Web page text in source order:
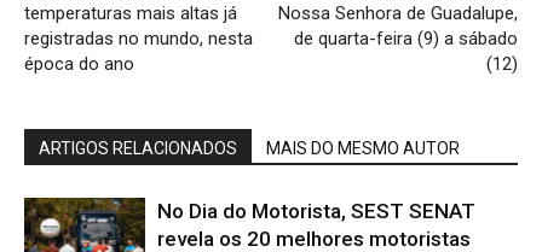
temperaturas mais altas já
registradas no mundo, nesta
época do ano
Nossa Senhora de Guadalupe,
de quarta-feira (9) a sábado
(12)
ARTIGOS RELACIONADOS MAIS DO MESMO AUTOR
No Dia do Motorista, SEST SENAT
revela os 20 melhores motoristas